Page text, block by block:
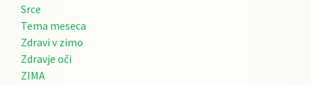
Srce
Tema meseca
Zdravi v zimo
Zdravje oči
ZIMA